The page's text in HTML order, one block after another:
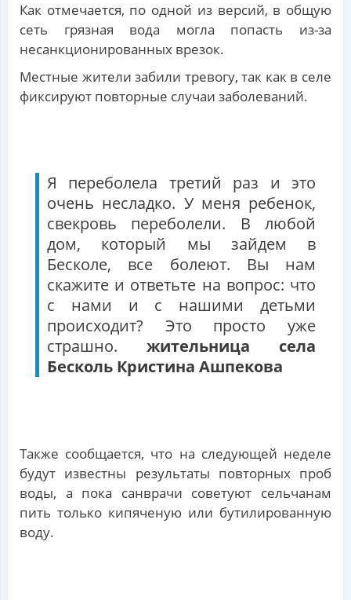
Как отмечается, по одной из версий, в общую
сеть грязная вода могла попасть из-за
несанкционированных врезок.
Местные жители забили тревогу, так как в селе
фиксируют повторные случаи заболеваний.
Я переболела третий раз и это
очень несладко. У меня ребенок,
свекровь переболели. В любой
дом, который мы зайдем в
Бесколе, все болеют. Вы нам
скажите и ответьте на вопрос: что
с нами и с нашими детьми
происходит? Это просто уже
страшно. жительница села
Бесколь Кристина Ашпекова
Также сообщается, что на следующей неделе
будут известны результаты повторных проб
воды, а пока санврачи советуют сельчанам
пить только кипяченую или бутилированную
воду.